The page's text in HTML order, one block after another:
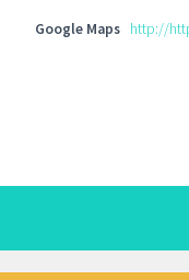
Google Maps http://